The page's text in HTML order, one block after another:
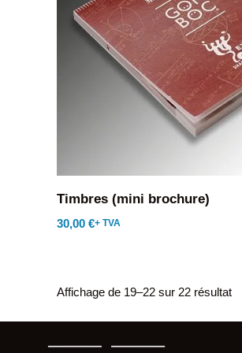
Timbres (mini brochure)
30,00 €+ TVA
Affichage de 19–22 sur 22 résultat